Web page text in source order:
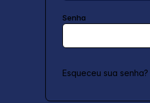
Senha
Esqueceu sua senha?